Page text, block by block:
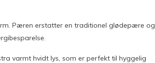
Pæren erstatter en traditionel glødepære og
varmt hvidt lys, som er perfekt til hyggelig